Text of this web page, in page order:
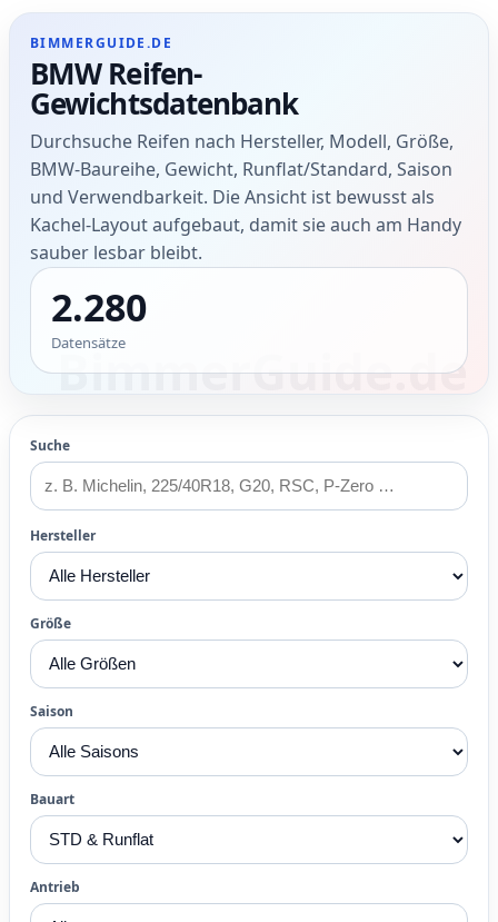
BIMMERGUIDE.DE
BMW Reifen-
Gewichtsdatenbank
Durchsuche Reifen nach Hersteller, Modell, Größe,
BMW-Baureihe, Gewicht, Runflat/Standard, Saison
und Verwendbarkeit. Die Ansicht ist bewusst als
Kachel-Layout aufgebaut, damit sie auch am Handy
sauber lesbar bleibt.
2.280
Datensätze
Suche
Hersteller
Größe
Saison
Bauart
Antrieb